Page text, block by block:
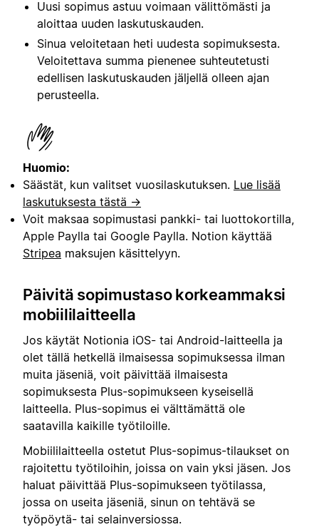
Uusi sopimus astuu voimaan välittömästi ja
aloittaa uuden laskutuskauden.
Sinua veloitetaan heti uudesta sopimuksesta.
Veloitettava summa pienenee suhteutetusti
edellisen laskutuskauden jäljellä olleen ajan
perusteella.
Huomio:
Säästät, kun valitset vuosilaskutuksen. Lue lisää
laskutuksesta tästä →
Voit maksaa sopimustasi pankki- tai luottokortilla,
Apple Paylla tai Google Paylla. Notion käyttää
Stripea maksujen käsittelyyn.
Päivitä sopimustaso korkeammaksi
mobiililaitteella
Jos käytät Notionia iOS- tai Android-laitteella ja
olet tällä hetkellä ilmaisessa sopimuksessa ilman
muita jäseniä, voit päivittää ilmaisesta
sopimuksesta Plus-sopimukseen kyseisellä
laitteella. Plus-sopimus ei välttämättä ole
saatavilla kaikille työtiloille.
Mobiililaitteella ostetut Plus-sopimus-tilaukset on
rajoitettu työtiloihin, joissa on vain yksi jäsen. Jos
haluat päivittää Plus-sopimukseen työtilassa,
jossa on useita jäseniä, sinun on tehtävä se
työpöytä- tai selainversiossa.